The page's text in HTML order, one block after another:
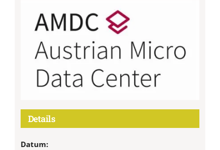
Details
Datum: